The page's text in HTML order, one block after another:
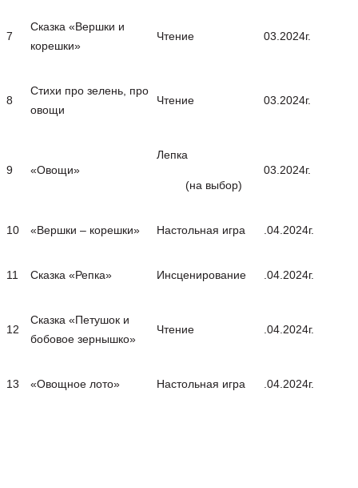
7
Сказка «Вершки и
корешки»
Чтение 03.2024г.
8
Стихи про зелень, про
овощи
Чтение 03.2024г.
9 «Овощи»
Лепка
(на выбор)
03.2024г.
10 «Вершки – корешки» Настольная игра .04.2024г.
11 Сказка «Репка» Инсценирование .04.2024г.
12
Сказка «Петушок и
бобовое зернышко»
Чтение .04.2024г.
13 «Овощное лото» Настольная игра .04.2024г.